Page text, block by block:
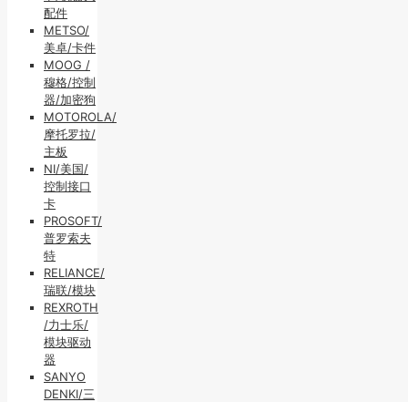
配件
METSO/
美卓/卡件
MOOG /
穆格/控制
器/加密狗
MOTOROLA/
摩托罗拉/
主板
NI/美国/
控制接口
卡
PROSOFT/
普罗索夫
特
RELIANCE/
瑞联/模块
REXROTH
/力士乐/
模块驱动
器
SANYO
DENKI/三